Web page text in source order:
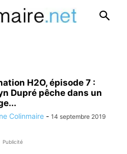
H2O, épisode 7 :
Dupré pêche dans un
Colinmaire - 14 septembre 2019
Publicité